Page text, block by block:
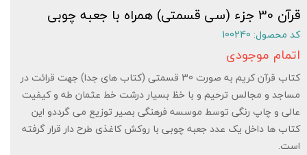
قرآن 30 جزء (سی قسمتی) همراه با جعبه چوبی
کد محصول: 100240
اتمام موجودی
کتاب قرآن کریم به صورت 30 قسمتی (کتاب های جدا) جهت قرائت در
مساجد و مجالس ترحیم و با خظ بسیار درشت خط عثمان طه و کیفیت
عالی و چاپ رنگی توسط موسسه فرهنگی بصیر توزیع می گرددو این
کتاب ها داخل یک عدد جعبه چوبی با روکش کاغذی طرح دار قرار گرفته
است.